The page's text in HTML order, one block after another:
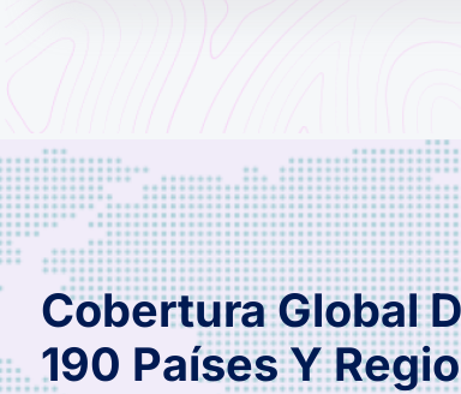
Cobertura Global
190 Países Y